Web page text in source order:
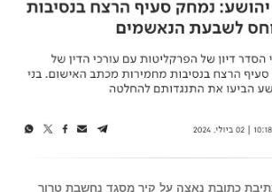
כתובת נאצה על קיר מסגד נחשבת טרור